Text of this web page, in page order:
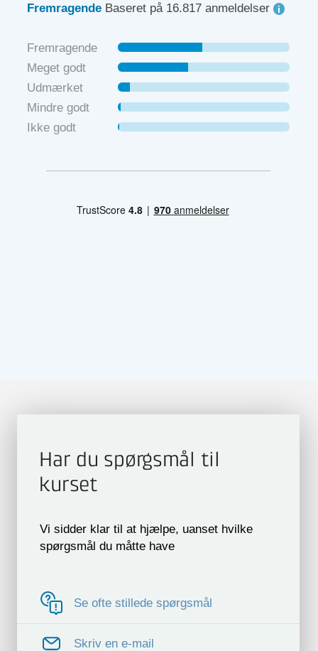
Fremragende Baseret på 16.817 anmeldelser
Fremragende
Meget godt
Udmærket
Mindre godt
Ikke godt
Har du spørgsmål til
kurset
Vi sidder klar til at hjælpe, uanset hvilke
spørgsmål du måtte have
Se ofte stillede spørgsmål
Skriv en e-mail